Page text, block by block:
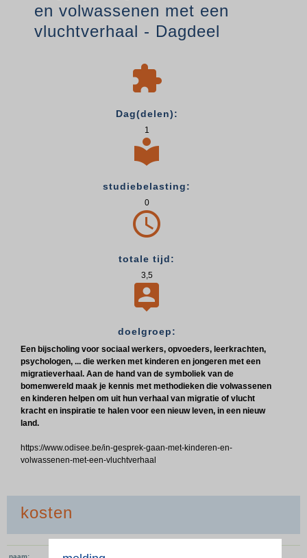
en volwassenen met een
vluchtverhaal - Dagdeel

Dag(delen):
1

studiebelasting:
0

totale tijd:
3,5

doelgroep:
Een bijscholing voor sociaal werkers, opvoeders, leerkrachten,
psychologen, ... die werken met kinderen en jongeren met een
migratieverhaal. Aan de hand van de symboliek van de
bomenwereld maak je kennis met methodieken die volwassenen
en kinderen helpen om uit hun verhaal van migratie of vlucht
kracht en inspiratie te halen voor een nieuw leven, in een nieuw
land.
https://www.odisee.be/in-gesprek-gaan-met-kinderen-en-
volwassenen-met-een-vluchtverhaal
kosten
naam Inschrijvingsgeld